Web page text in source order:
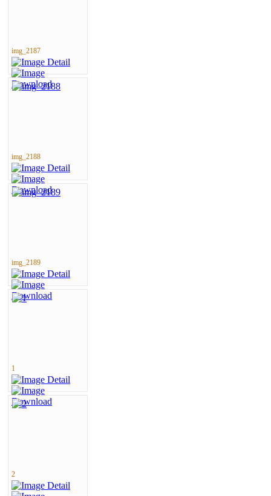
img_2187
img_2188
img_2189
1
2